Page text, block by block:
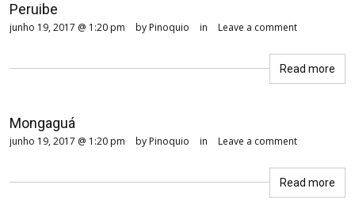
Peruibe
junho 19, 2017 @ 1:20 pm by Pinoquio in Leave a comment
Read more
Mongaguá
junho 19, 2017 @ 1:20 pm by Pinoquio in Leave a comment
Read more